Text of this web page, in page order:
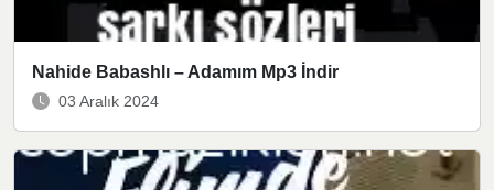
Nahide Babashlı – Adamım Mp3 İndir
03 Aralık 2024